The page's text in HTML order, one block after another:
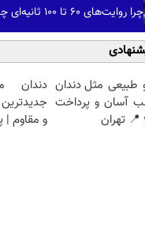
چرا روایت‌های ۶۰ تا ۱۰۰ ثانیه‌ای چالش‌برانگیز است؟
مثل دندان
آسان و پرداخت
تهران
دندان
و مقاوم